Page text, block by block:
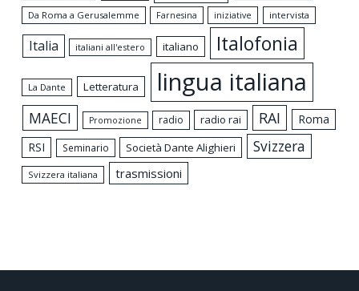
Da Roma a Gerusalemme
Farnesina iniziative intervista
Italia italiani all'estero italiano Italofonia
La Dante Letteratura lingua italiana
MAECI Promozione radio radio rai RAI
Roma
RSI
Seminario Società Dante Alighieri Svizzera
Svizzera italiana trasmissioni